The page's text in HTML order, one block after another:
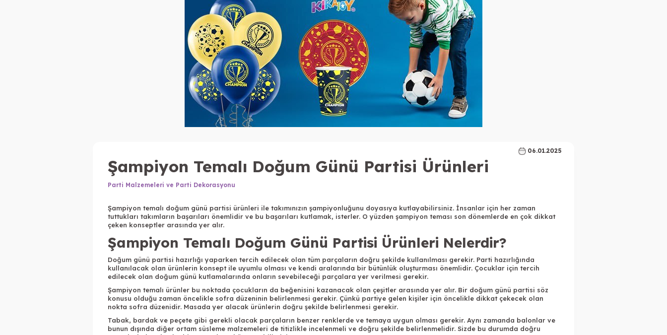
06.01.2025
Şampiyon Temalı Doğum Günü Partisi Ürünleri
Parti Malzemeleri ve Parti Dekorasyonu
Şampiyon temalı doğum günü partisi ürünleri ile takımınızın şampiyonluğunu doyasıya kutlayabilirsiniz. İnsanlar için her zaman
tuttukları takımların başarıları önemlidir ve bu başarıları kutlamak, isterler. O yüzden şampiyon teması son dönemlerde en çok dikkat
çeken konseptler arasında yer alır.
Şampiyon Temalı Doğum Günü Partisi Ürünleri Nelerdir?
Doğum günü partisi hazırlığı yaparken tercih edilecek olan tüm parçaların doğru şekilde kullanılması gerekir. Parti hazırlığında
kullanılacak olan ürünlerin konsept ile uyumlu olması ve kendi aralarında bir bütünlük oluşturması önemlidir. Çocuklar için tercih
edilecek olan doğum günü kutlamalarında onların sevebileceği parçalara yer verilmesi gerekir.
Şampiyon temalı ürünler bu noktada çocukların da beğenisini kazanacak olan çeşitler arasında yer alır. Bir doğum günü partisi söz
konusu olduğu zaman öncelikle sofra düzeninin belirlenmesi gerekir. Çünkü partiye gelen kişiler için öncelikle dikkat çekecek olan
nokta sofra düzenidir. Masada yer alacak ürünlerin doğru şekilde belirlenmesi gerekir.
Tabak, bardak ve peçete gibi gerekli olacak parçaların benzer renklerde ve temaya uygun olması gerekir. Aynı zamanda balonlar ve
bunun dışında diğer ortam süsleme malzemeleri de titizlikle incelenmeli ve doğru şekilde belirlenmelidir. Sizde bu durumda doğru